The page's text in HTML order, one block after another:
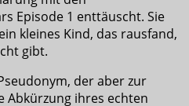
Episode 1 enttäuscht. Sie
kleines Kind, das rausfand,
gibt.
der aber zur
Abkürzung ihres echten